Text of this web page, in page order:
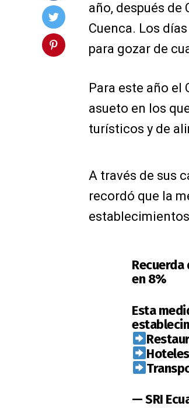
año, después de
Cuenca. Los
para gozar de
Para este año el
asueto en los
turísticos y de
A través de sus
recordó que la
en 8%
Esta
Hoteles
— SRI